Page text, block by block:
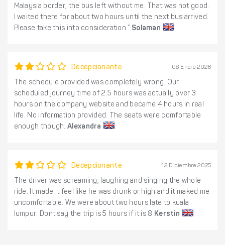
Malaysia border, the bus left without me. That was not good.
I waited there for about two hours until the next bus arrived.
Please take this into consideration.” Solaman
Decepcionante 08 Enero 2026
The schedule provided was completely wrong. Our
scheduled journey time of 2.5 hours was actually over 3
hours on the company website and became 4 hours in real
life. No information provided. The seats were comfortable
enough though.Alexandra
Decepcionante 12 Diciembre 2025
The driver was screaming, laughing and singing the whole
ride. It made it feel like he was drunk or high and it maked me
uncomfortable. We were about two hours late to kuala
lumpur. Dont say the trip is 5 hours if it is 8 Kerstin